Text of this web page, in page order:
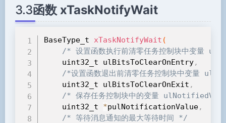
3.3函数 xTaskNotifyWait
BaseType_t xTaskNotifyWait (
/* 设置函数执行前清零任务控制块中变量
    uint32_t ulBitsToClearOnEntry
,
/*设置函数退出前清零任务控制块中变量
    uint32_t ulBitsToClearOnExit
,
/* 保存任务控制块中的变量
    uint32_t
*pulNotificationValue,
/* 等待消息通知的最大等待时间 */